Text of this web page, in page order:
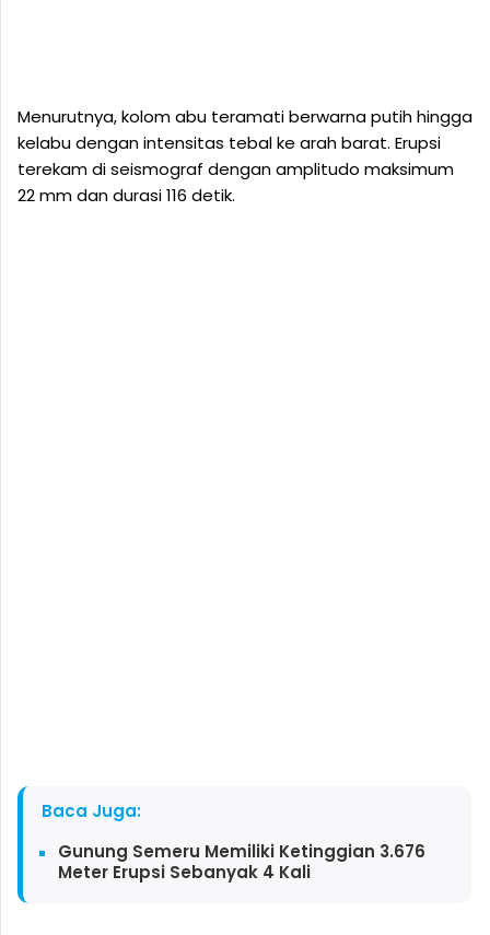
Menurutnya, kolom abu teramati berwarna putih hingga
kelabu dengan intensitas tebal ke arah barat. Erupsi
terekam di seismograf dengan amplitudo maksimum
22 mm dan durasi 116 detik.
Baca Juga:
Gunung Semeru Memiliki Ketinggian 3.676
Meter Erupsi Sebanyak 4 Kali